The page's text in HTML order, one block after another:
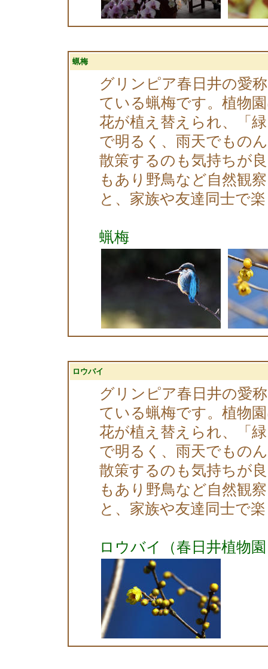
蝋梅
グリンピア春日井の愛
ている蝋梅です。植物
花が植え替えられ、「
で明るく、雨天でもの
散策するのも気持ちが
もあり野鳥など自然観
と、家族や友達同士で
蝋梅
ロウバイ
グリンピア春日井の愛
ている蝋梅です。植物
花が植え替えられ、「
で明るく、雨天でもの
散策するのも気持ちが
もあり野鳥など自然観
と、家族や友達同士で
ロウバイ（春日井植物